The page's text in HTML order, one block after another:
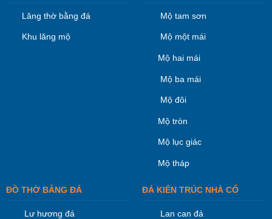
Lăng thờ bằng đá
Khu lăng mộ
Mộ tam sơn
Mộ một mái
Mộ hai mái
Mộ ba mái
Mộ đôi
Mộ tròn
Mộ lục giác
Mộ tháp
ĐỒ THỜ BẰNG ĐÁ
Lư hương đá
ĐÁ KIÊN TRÚC NHÀ CỔ
Lan can đá